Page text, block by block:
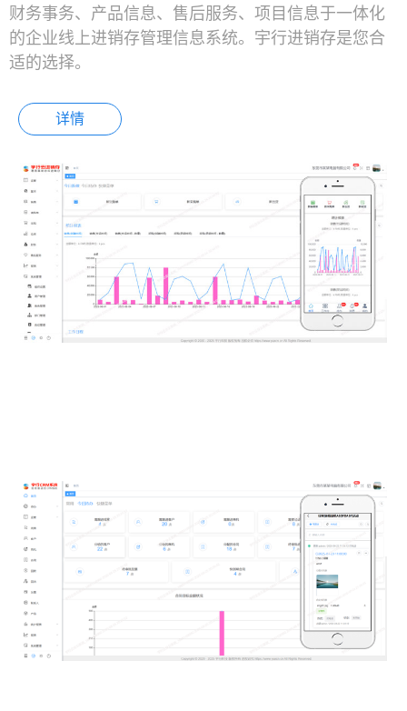
财务事务、产品信息、售后服务、项目信息于一体化
的企业线上进销存管理信息系统。宇行进销存是您合
适的选择。
详情